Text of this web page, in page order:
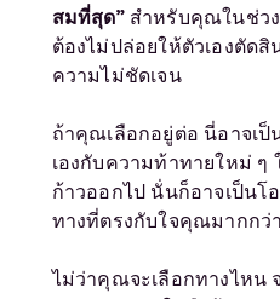
สมที่สุด”สำหรับคุณในช่ว
ต้องไม่ปล่อยให้ตัวเองตัด
ความไม่ชัดเจน
ถ้าคุณเลือกอยู่ต่อ นี่อาจเ
เองกับความท้าทายใหม่ ๆ
ก้าวออกไป นั่นก็อาจเป็นโ
ทางที่ตรงกับใจคุณมากกว่า
ไม่ว่าคุณจะเลือกทางไหน